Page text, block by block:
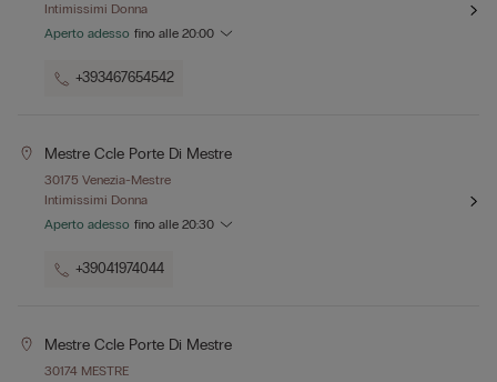
Intimissimi Donna
Aperto adesso fino alle 20:00
+393467654542
Mestre Ccle Porte Di Mestre
30175 Venezia-Mestre
Intimissimi Donna
Aperto adesso fino alle 20:30
+39041974044
Mestre Ccle Porte Di Mestre
30174 MESTRE